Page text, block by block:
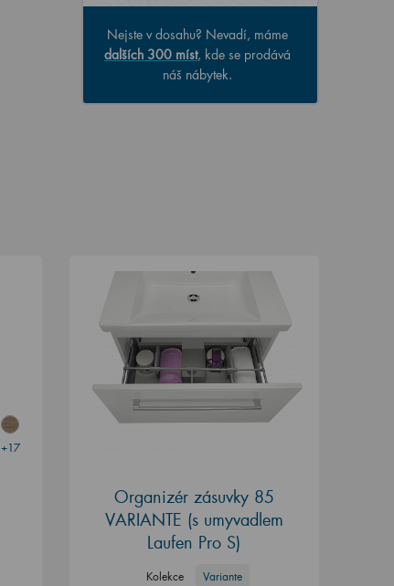
Nejste v dosahu? Nevadí, máme
dalších 300 míst, kde se prodává
náš nábytek.
+17
Organizér zásuvky 85
VARIANTE (s umyvadlem
Laufen Pro S)
Kolekce Variante